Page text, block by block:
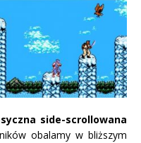
side-scrollowana
obalamy w bliższym